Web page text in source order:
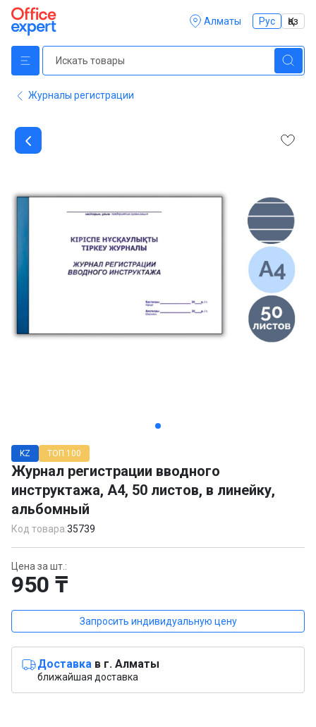
Алматы Рус Қаз
Журналы регистрации
of
2
KZ ТОП 100
Журнал регистрации вводного
инструктажа, A4, 50 листов, в линейку,
альбомный
Код товара:35739
Цена за шт.:
950 ₸
Запросить индивидуальную цену
Доставка в г. Алматы
ближайшая доставка